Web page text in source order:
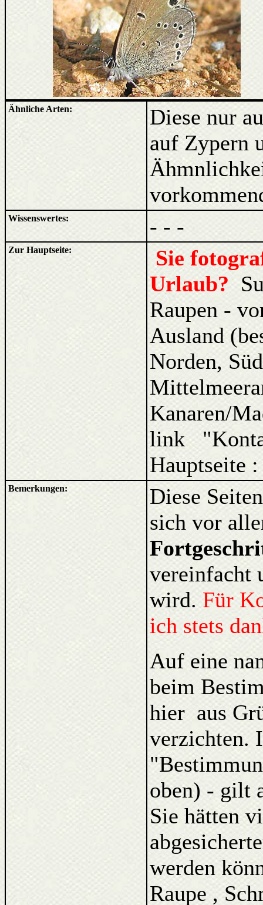
Ähnliche Arten:
Diese nur
auf Zypern
Wissenswertes: - - -
Zur Hauptseite:
Sie
Urlaub?
Raupen -
Ausland
Norden,
Kanaren/
link
Hauptseite :
Bemerkungen:
Diese
sich vor
vereinfacht
wird. Für
ich stets
Auf eine
beim
hier aus
verzichten.
oben) - gilt
Sie hätten
werden
Raupe ,